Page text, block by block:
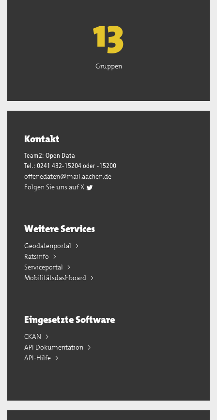
13
Gruppen
Kontakt
Team2: Open Data
Tel.: 0241 432-15204 oder -15200
offenedaten@mail.aachen.de
Folgen Sie uns auf X
Weitere Services
Geodatenportal
Ratsinfo
Serviceportal
Mobilitätsdashboard
Eingesetzte Software
CKAN
API Dokumentation
API-Hilfe